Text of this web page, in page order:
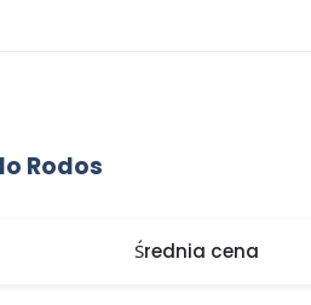
Rodos
Średnia cena